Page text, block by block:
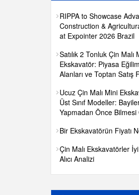
RIPPA to Showcase
Construction &
at Expointer 2026 Brazil
Satılık 2 Tonluk Çin Malı
Ekskavatör: Piyasa
Alanları ve Toptan Satış
Ucuz Çin Malı Mini
Üst Sınıf Modeller:
Yapmadan Önce
Bir Ekskavatörün Fiyatı
Çin Malı Ekskavatörler
Alıcı Analizi